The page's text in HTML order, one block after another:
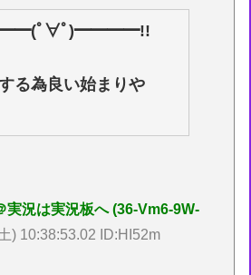
ﾟ∀ﾟ)━━━━!!
る為良い始まりや
実況は実況板へ (36-Vm6-9W-
) 10:38:53.02 ID:HI52m